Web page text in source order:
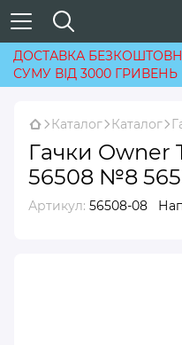
ДОСТАВКА
СУМУ ВІД 3000 ГРИВЕНЬ
Каталог Каталог
Гачки Owner
56508 №8
Артикул: 56508-08